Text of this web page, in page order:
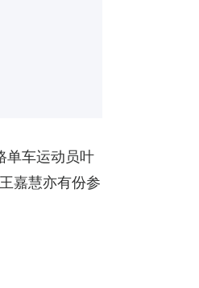
单车运动员叶
嘉慧亦有份参